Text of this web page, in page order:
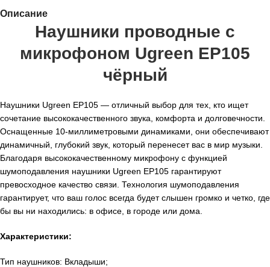
Описание
Наушники проводные с
микрофоном Ugreen EP105
чёрный
Наушники Ugreen EP105 — отличный выбор для тех, кто ищет
сочетание высококачественного звука, комфорта и долговечности.
Оснащенные 10-миллиметровыми динамиками, они обеспечивают
динамичный, глубокий звук, который перенесет вас в мир музыки.
Благодаря высококачественному микрофону с функцией
шумоподавления наушники Ugreen EP105 гарантируют
превосходное качество связи. Технология шумоподавления
гарантирует, что ваш голос всегда будет слышен громко и четко, где
бы вы ни находились: в офисе, в городе или дома.
Характеристики:
Тип наушников: Вкладыши;